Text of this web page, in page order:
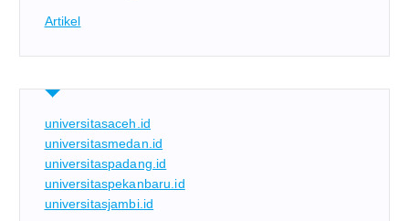
Artikel
universitasaceh.id
universitasmedan.id
universitaspadang.id
universitaspekanbaru.id
universitasjambi.id